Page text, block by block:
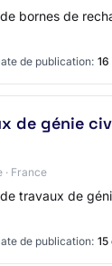
bornes de
de publication:
de génie
· France
travaux de
de publication: